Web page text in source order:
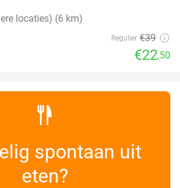
locaties) (6 km)
Regulier €39
€22,50
spontaan uit
eten?